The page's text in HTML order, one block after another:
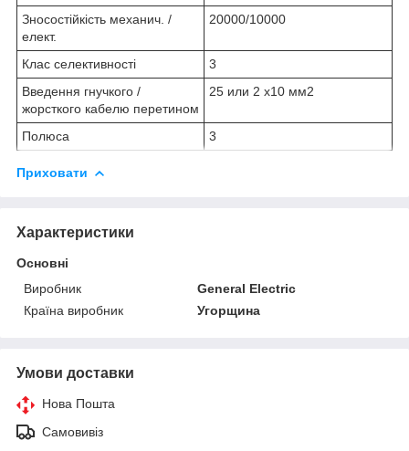
Зносостійкість механич. /
елект.
20000/10000
Клас селективності
3
Введення гнучкого /
жорсткого кабелю перетином
25 или 2 х10 мм2
Полюса 3
Приховати
Характеристики
Основні
Виробник
General Electric
Країна виробник
Угорщина
Умови доставки
Нова Пошта
Самовивіз